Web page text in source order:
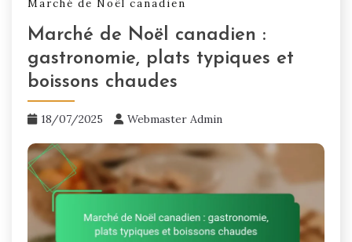
Marché de Noël canadien
Marché de Noël canadien :
gastronomie, plats typiques et
boissons chaudes
18/07/2025 Webmaster Admin